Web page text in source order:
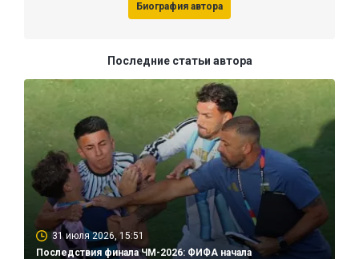
Биография автора
Последние статьи автора
31 июля 2026, 15:51
Последствия финала ЧМ-2026: ФИФА начала